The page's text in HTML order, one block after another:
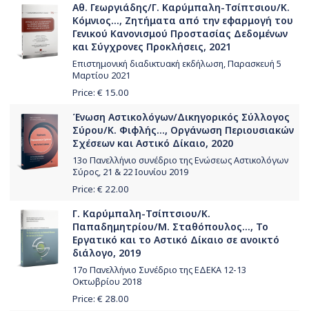
Αθ. Γεωργιάδης/Γ. Καρύμπαλη-Τσίπτσιου/Κ.
Κόμνιος..., Ζητήματα από την εφαρμογή του
Γενικού Κανονισμού Προστασίας Δεδομένων
και Σύγχρονες Προκλήσεις, 2021
Επιστημονική διαδικτυακή εκδήλωση, Παρασκευή 5
Μαρτίου 2021
Price: € 15.00
Ένωση Αστικολόγων/Δικηγορικός Σύλλογος
Σύρου/Κ. Φιφλής..., Οργάνωση Περιουσιακών
Σχέσεων και Αστικό Δίκαιο, 2020
13ο Πανελλήνιο συνέδριο της Ενώσεως Αστικολόγων
Σύρος, 21 & 22 Ιουνίου 2019
Price: € 22.00
Γ. Καρύμπαλη-Τσίπτσιου/Κ.
Παπαδημητρίου/Μ. Σταθόπουλος..., Το
Εργατικό και το Αστικό Δίκαιο σε ανοικτό
διάλογο, 2019
17o Πανελλήνιο Συνέδριο της ΕΔΕΚΑ 12-13
Οκτωβρίου 2018
Price: € 28.00